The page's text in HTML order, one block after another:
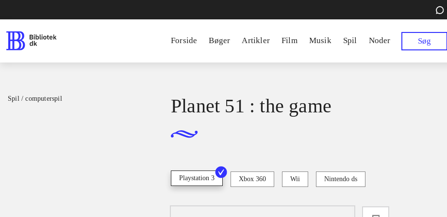
Forside Bøger Artikler Film Musik Spil Noder Søg
Spil / computerspil Planet 51 : the game
Playstation 3 Xbox 360 Wii Nintendo ds